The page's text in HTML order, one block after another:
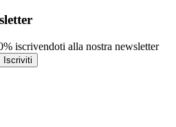
iscrivendoti alla nostra newsletter
Iscriviti